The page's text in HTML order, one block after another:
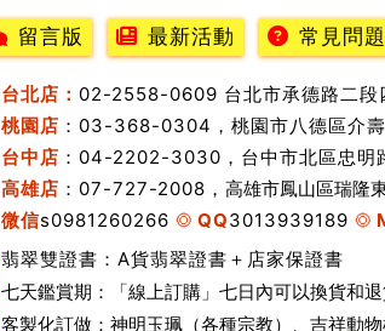
留言版 最新活動 常見問題
台北店： 02-2558-0609 台北市承德路二段
桃園店 ：03-368-0304，桃園市八德區介
台中店 ：04-2202-3030，台中市北區忠明
高雄店 ：07-727-2008， 高雄市鳳山區瑞隆
微信s0981260266 QQ3013939189
翡翠雙證書：A貨翡翠證書＋店家保證書
七天鑑賞期：「線上訂購」七日內可以換貨和退
客製化訂做：神明玉珮（各種宗教）、吉祥動物